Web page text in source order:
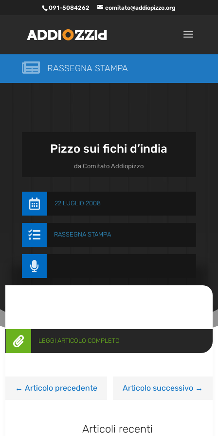
091-5084262 comitato@addiopizzo.org
 RASSEGNA STAMPA
Pizzo sui fichi d’india
daComitato Addiopizzo
 22 LUGLIO 2008
 RASSEGNA STAMPA

 LEGGI ARTICOLO COMPLETO
←Articolo precedente Articolo successivo→
Articoli recenti